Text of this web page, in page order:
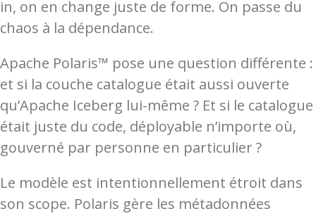
in, on en change juste de forme. On passe du
chaos à la dépendance.
Apache Polaris™ pose une question différente :
et si la couche catalogue était aussi ouverte
qu’Apache Iceberg lui-même ? Et si le catalogue
était juste du code, déployable n’importe où,
gouverné par personne en particulier ?
Le modèle est intentionnellement étroit dans
son scope. Polaris gère les métadonnées